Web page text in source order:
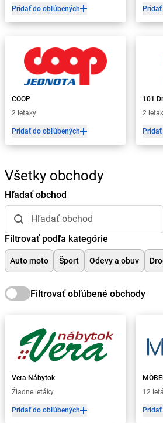
Pridať do obľúbených
COOP
2 letáky
Pridať do obľúbených
101
2
Všetky obchody
Hľadať obchod
Filtrovať podľa kategórie
Auto moto Šport Odevy a obuv
Filtrovať obľúbené obchody
Vera Nábytok
Žiadne letáky
Pridať do obľúbených
12